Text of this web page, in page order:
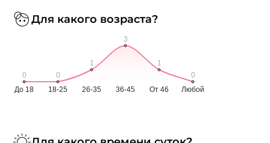
Для какого возраста?